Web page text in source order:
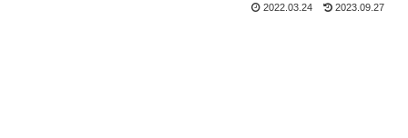
2022.03.24 2023.09.27